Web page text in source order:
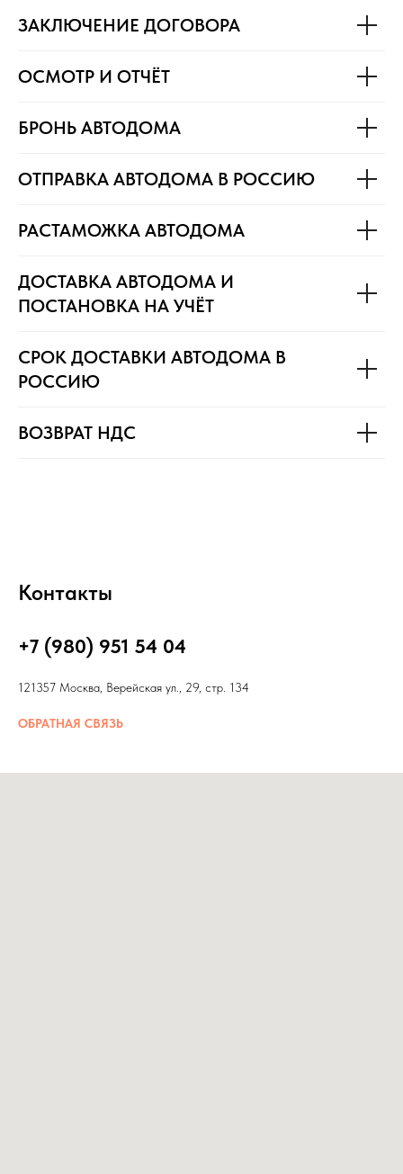
ЗАКЛЮЧЕНИЕ ДОГОВОРА
ОСМОТР И ОТЧЁТ
БРОНЬ АВТОДОМА
ОТПРАВКА АВТОДОМА В РОССИЮ
РАСТАМОЖКА АВТОДОМА
ДОСТАВКА АВТОДОМА И
ПОСТАНОВКА НА УЧЁТ
СРОК ДОСТАВКИ АВТОДОМА В
РОССИЮ
ВОЗВРАТ НДС
Контакты
+7 (980) 951 54 04
121357 Москва, Верейская ул., 29, стр. 134
ОБРАТНАЯ СВЯЗЬ